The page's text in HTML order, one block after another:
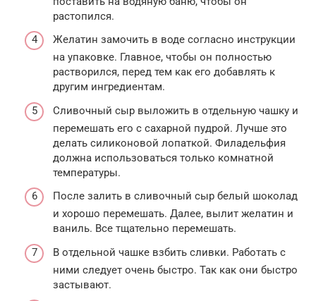
растопился.
Желатин замочить в воде согласно инструкции
на упаковке. Главное, чтобы он полностью
растворился, перед тем как его добавлять к
другим ингредиентам.
Сливочный сыр выложить в отдельную чашку и
перемешать его с сахарной пудрой. Лучше это
делать силиконовой лопаткой. Филадельфия
должна использоваться только комнатной
температуры.
После залить в сливочный сыр белый шоколад
и хорошо перемешать. Далее, вылит желатин и
ваниль. Все тщательно перемешать.
В отдельной чашке взбить сливки. Работать с
ними следует очень быстро. Так как они быстро
застывают.